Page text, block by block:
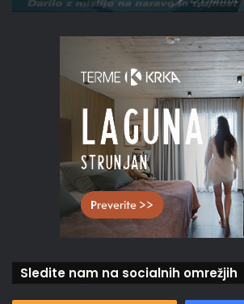
Sledite nam na socialnih omrežjih